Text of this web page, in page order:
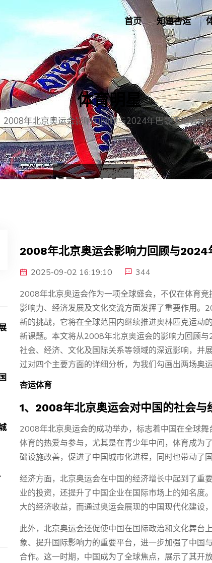
首页 知道杏运
体育明星
2008年北京奥运会影响力回顾与2024年巴黎奥运会展
2008年北京奥运会影响力回顾与2024
2025-09-02 16:19:10
344
2008年北京奥运会作为一项全球盛会，不仅在体育
影响力、经济发展及文化交流方面发挥了重要作用
新的挑战，它将在全球范围内继续推进奥林匹克运动
新课题。本文将从2008年北京奥运会的影响力回顾
社会、经济、文化及国际关系等领域的深远影响，并
过对四个主要方面的详细分析，为我们勾画出两场奥
杏运体育
1、2008年北京奥运会对中国的社会与
2008年北京奥运会的成功举办，标志着中国在全球
体育的热爱与参与，尤其是在青少年中间，体育成为
础设施改善，促进了中国城市化进程，同时也带动了
经济方面，北京奥运会在中国的经济增长中起到了重
业的投资，还提升了中国企业在国际市场上的知名度
大的经济收益，而通过奥运会展现的中国现代化建设
此外，北京奥运会还促使中国在国际政治和文化舞台
象、提升国际影响力的重要平台，进一步加强了中国
合作。这一时期，中国成为了全球焦点，展示了其开